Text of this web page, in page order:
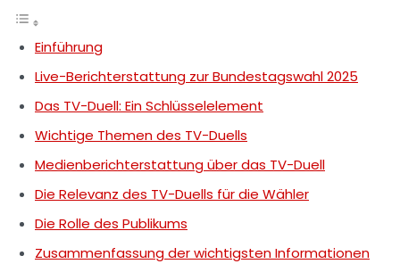
Einführung
Live-Berichterstattung zur Bundestagswahl 2025
Das TV-Duell: Ein Schlüsselelement
Wichtige Themen des TV-Duells
Medienberichterstattung über das TV-Duell
Die Relevanz des TV-Duells für die Wähler
Die Rolle des Publikums
Zusammenfassung der wichtigsten Informationen